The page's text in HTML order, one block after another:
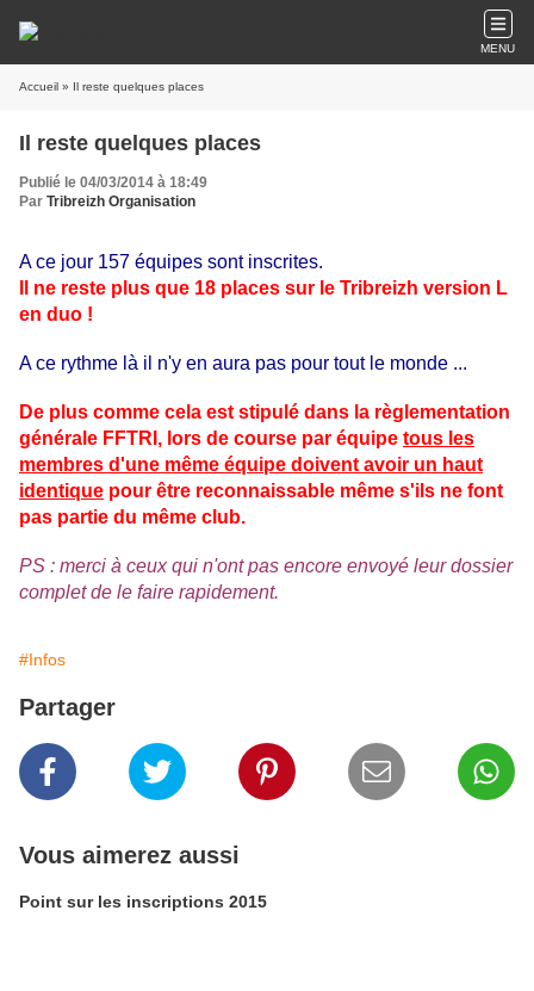
MENU
Accueil » Il reste quelques places
Il reste quelques places
Publié le 04/03/2014 à 18:49
Par Tribreizh Organisation
A ce jour 157 équipes sont inscrites.
Il ne reste plus que 18 places sur le Tribreizh version L
en duo !
A ce rythme là il n'y en aura pas pour tout le monde ...
De plus comme cela est stipulé dans la règlementation
générale FFTRI, lors de course par équipe tous les
membres d'une même équipe doivent avoir un haut
identique pour être reconnaissable même s'ils ne font
pas partie du même club.
PS : merci à ceux qui n'ont pas encore envoyé leur dossier
complet de le faire rapidement.
#Infos
Partager
Vous aimerez aussi
Point sur les inscriptions 2015